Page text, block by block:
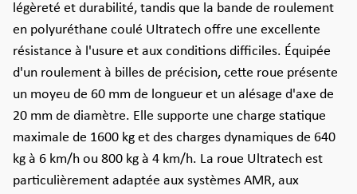
légèreté et durabilité, tandis que la bande de roulement
en polyuréthane coulé Ultratech offre une excellente
résistance à l'usure et aux conditions difficiles. Équipée
d'un roulement à billes de précision, cette roue présente
un moyeu de 60 mm de longueur et un alésage d'axe de
20 mm de diamètre. Elle supporte une charge statique
maximale de 1600 kg et des charges dynamiques de 640
kg à 6 km/h ou 800 kg à 4 km/h. La roue Ultratech est
particulièrement adaptée aux systèmes AMR, aux